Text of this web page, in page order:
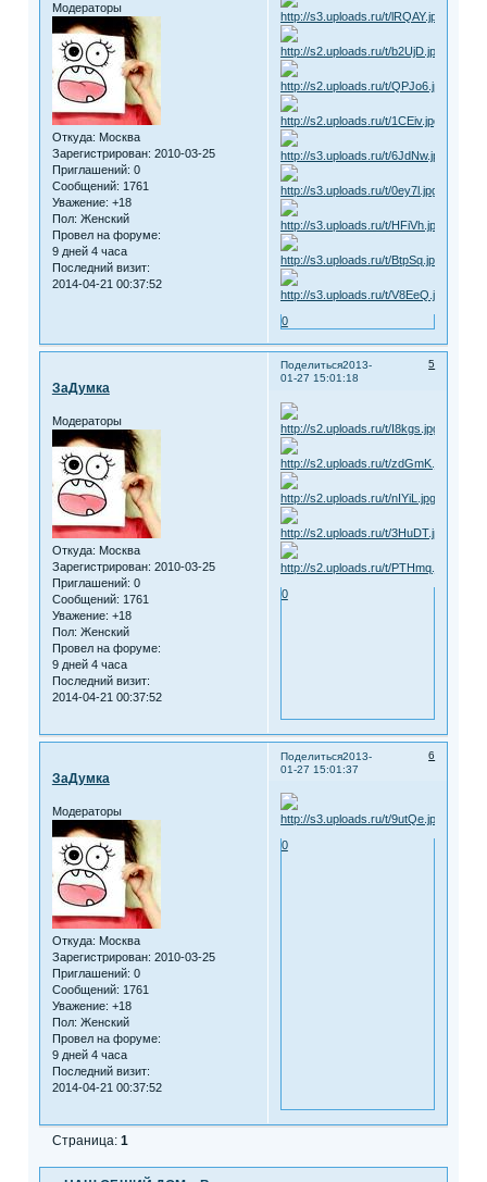
Модераторы
Откуда: Москва
Зарегистрирован: 2010-03-25
Приглашений: 0
Сообщений: 1761
Уважение: +18
Пол: Женский
Провел на форуме:
9 дней 4 часа
Последний визит:
2014-04-21 00:37:52
0
Поделиться 5
2013-
01-27 15:01:18
ЗаДумка
Модераторы
Откуда: Москва
Зарегистрирован: 2010-03-25
Приглашений: 0
Сообщений: 1761
Уважение: +18
Пол: Женский
Провел на форуме:
9 дней 4 часа
Последний визит:
2014-04-21 00:37:52
0
Поделиться 6
2013-
01-27 15:01:37
ЗаДумка
Модераторы
Откуда: Москва
Зарегистрирован: 2010-03-25
Приглашений: 0
Сообщений: 1761
Уважение: +18
Пол: Женский
Провел на форуме:
9 дней 4 часа
Последний визит:
2014-04-21 00:37:52
0
Страница: 1